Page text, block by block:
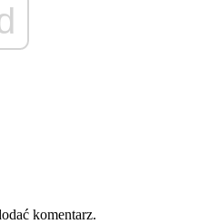
komentarz.